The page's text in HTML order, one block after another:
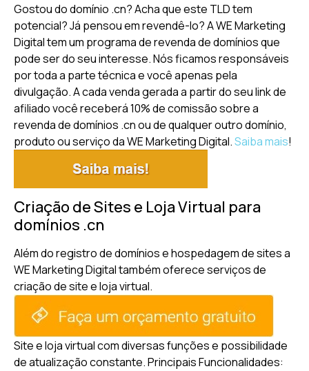
Gostou do domínio .cn? Acha que este TLD tem
potencial? Já pensou em revendê-lo? A WE Marketing
Digital tem um programa de revenda de domínios que
pode ser do seu interesse. Nós ficamos responsáveis
por toda a parte técnica e você apenas pela
divulgação. A cada venda gerada a partir do seu link de
afiliado você receberá 10% de comissão sobre a
revenda de domínios .cn ou de qualquer outro domínio,
produto ou serviço da WE Marketing Digital.Saiba mais!
Criação de Sites e Loja Virtual para
domínios .cn
Além do registro de domínios e hospedagem de sites a
WE Marketing Digital também oferece serviços de
criação de site e loja virtual.
Site e loja virtual com diversas funções e possibilidade
de atualização constante.Principais Funcionalidades: